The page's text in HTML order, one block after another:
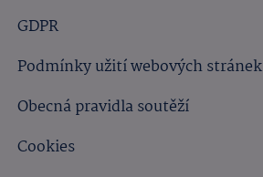
GDPR
Podmínky užití webových stránek
Obecná pravidla soutěží
Cookies